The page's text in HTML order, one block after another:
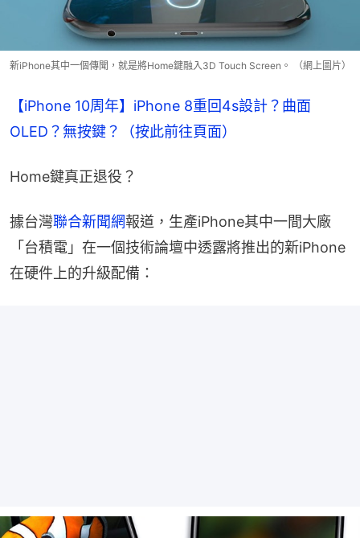
新iPhone其中一個傳聞，就是將Home鍵融入3D Touch Screen。 （網上圖片）
【iPhone 10周年】iPhone 8重回4s設計？曲面
OLED？無按鍵？（按此前往頁面）
Home鍵真正退役？
據台灣聯合新聞網報道，生產iPhone其中一間大廠
「台積電」在一個技術論壇中透露將推出的新iPhone
在硬件上的升級配備：